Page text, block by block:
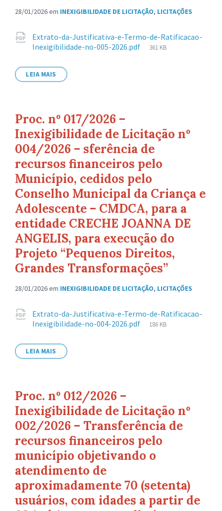
28/01/2026em INEXIGIBILIDADE DE LICITAÇÃO, LICITAÇÕES
Anexos
Extrato-da-Justificativa-e-Termo-de-Ratificacao-
Inexigibilidade-no-005-2026.pdf
Tamanho
361 KB
LEIA MAIS
Proc. nº 017/2026 –
Inexigibilidade de Licitação nº
004/2026 – sferência de
recursos financeiros pelo
Município, cedidos pelo
Conselho Municipal da Criança e
Adolescente – CMDCA, para a
entidade CRECHE JOANNA DE
ANGELIS, para execução do
Projeto “Pequenos Direitos,
Grandes Transformações”
28/01/2026em INEXIGIBILIDADE DE LICITAÇÃO, LICITAÇÕES
Anexos
Extrato-da-Justificativa-e-Termo-de-Ratificacao-
Inexigibilidade-no-004-2026.pdf
Tamanho
186 KB
LEIA MAIS
Proc. nº 012/2026 –
Inexigibilidade de Licitação nº
002/2026 – Transferência de
recursos financeiros pelo
município objetivando o
atendimento de
aproximadamente 70 (setenta)
usuários, com idades a partir de